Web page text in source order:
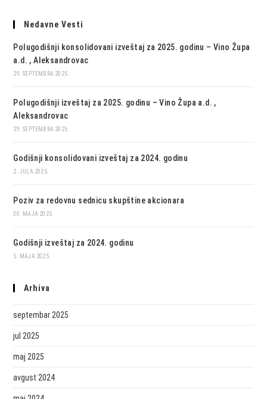
Nedavne Vesti
Polugodišnji konsolidovani izveštaj za 2025. godinu – Vino Župa
a.d. , Aleksandrovac
29. SEPTEMBRA 2025.
Polugodišnji izveštaj za 2025. godinu – Vino Župa a.d. ,
Aleksandrovac
29. SEPTEMBRA 2025.
Godišnji konsolidovani izveštaj za 2024. godinu
2. JULA 2025.
Poziv za redovnu sednicu skupštine akcionara
30. MAJA 2025.
Godišnji izveštaj za 2024. godinu
5. MAJA 2025.
Arhiva
septembar 2025
jul 2025
maj 2025
avgust 2024